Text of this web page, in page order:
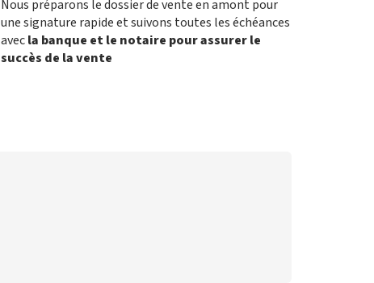
Nous préparons le dossier de vente en amont pour
une signature rapide et suivons toutes les échéances
avecla banque et le notaire pour assurer le
succès de la vente